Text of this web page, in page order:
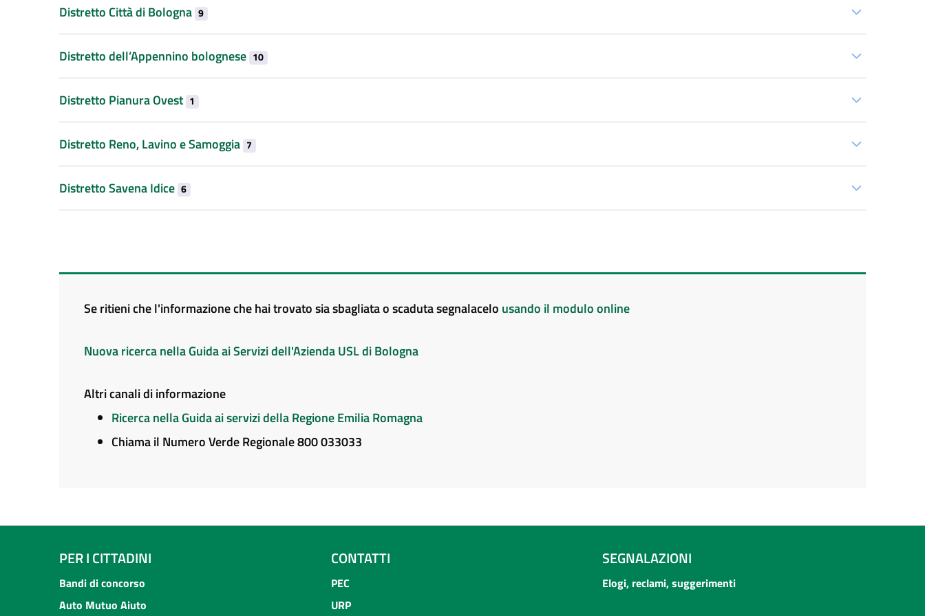
Distretto Città di Bologna 9
Distretto dell’Appennino bolognese 10
Distretto Pianura Ovest 1
Distretto Reno, Lavino e Samoggia 7
Distretto Savena Idice 6
Se ritieni che l'informazione che hai trovato sia sbagliata o scaduta segnalacelo usando il modulo online
Nuova ricerca nella Guida ai Servizi dell'Azienda USL di Bologna
Altri canali di informazione
Ricerca nella Guida ai servizi della Regione Emilia Romagna
Chiama il Numero Verde Regionale 800 033033
PER I CITTADINI
Bandi di concorso
Auto Mutuo Aiuto
CONTATTI
PEC
URP
SEGNALAZIONI
Elogi, reclami, suggerimenti